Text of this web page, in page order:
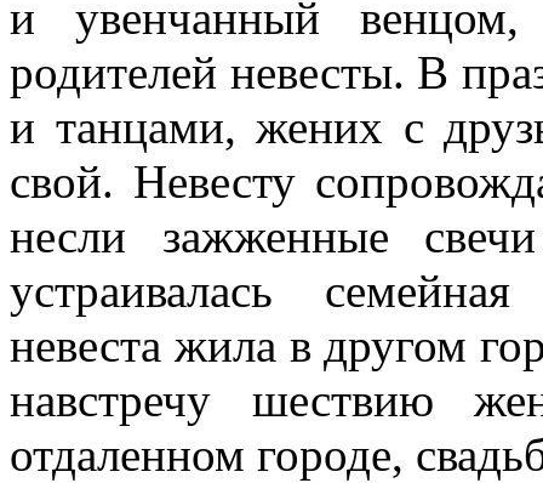
и увенчанный
родителей невесты. В
и танцами, жених с
свой. Невесту
несли зажженные
устраивалась
невеста жила в другом
навстречу шествию
отдаленном городе,